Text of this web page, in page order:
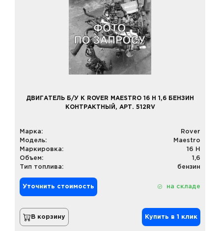
ДВИГАТЕЛЬ Б/У К ROVER MAESTRO 16 H 1,6 БЕНЗИН
КОНТРАКТНЫЙ, АРТ. 512RV
Марка:
Rover
Модель:
Maestro
Маркировка:
16 H
Объем:
1,6
Тип топлива:
бензин
Уточнить стоимость на складе
В корзину Купить в 1 клик